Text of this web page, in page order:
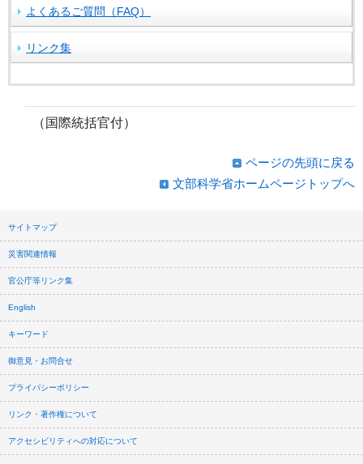
よくあるご質問（FAQ）
リンク集
（国際統括官付）
ページの先頭に戻る
文部科学省ホームページトップへ
サイトマップ
災害関連情報
官公庁等リンク集
English
キーワード
御意見・お問合せ
プライバシーポリシー
リンク・著作権について
アクセシビリティへの対応について